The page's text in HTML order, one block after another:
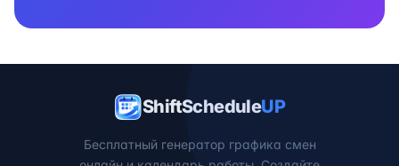
ShiftScheduleUP
Бесплатный генератор графика смен